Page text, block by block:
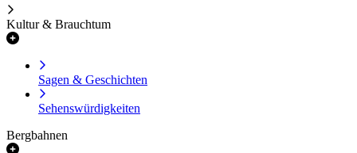
Kultur & Brauchtum
Sagen & Geschichten
Sehenswürdigkeiten
Bergbahnen